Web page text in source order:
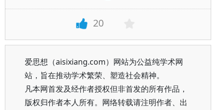
20
爱思想（aisixiang.com）网站为公益纯学术网
站，旨在推动学术繁荣、塑造社会精神。
凡本网首发及经作者授权但非首发的所有作品，
版权归作者本人所有。网络转载请注明作者、出